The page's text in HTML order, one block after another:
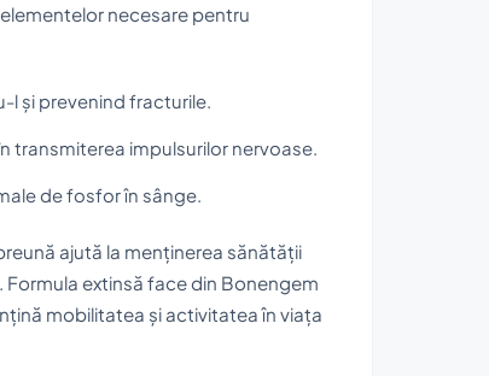
necesare pentru
l și prevenind fracturile.
transmiterea impulsurilor nervoase.
de fosfor în sânge.
ajută la menținerea sănătății
extinsă face din Bonengem
mobilitatea și activitatea în viața